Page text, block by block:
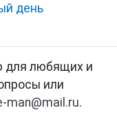
день
для любящих и
или
man@mail.ru.